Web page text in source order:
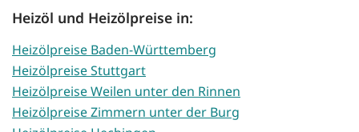
Heizöl und Heizölpreise in:
Heizölpreise Baden-Württemberg
Heizölpreise Stuttgart
Heizölpreise Weilen unter den Rinnen
Heizölpreise Zimmern unter der Burg